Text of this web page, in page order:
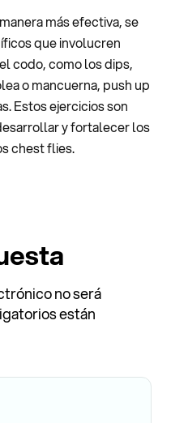
más efectiva, se
que involucren
codo, como los dips,
o mancuerna, push up
Estos ejercicios son
y fortalecer los
chest flies.
no será
están